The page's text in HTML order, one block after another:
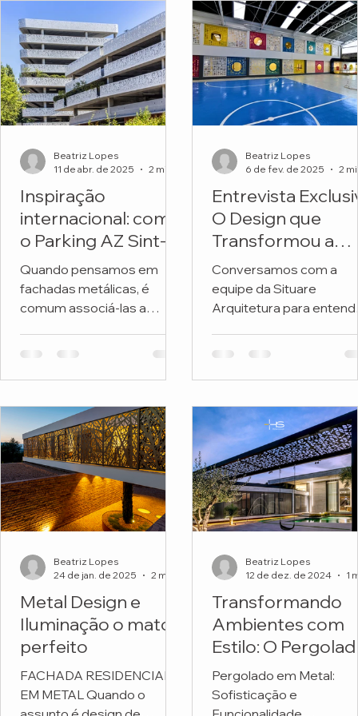
Inspiração
internacional: como
o Parking AZ Sint-
Lucas transforma
metal e natureza
em arquitetura
premiada
Quando pensamos em
fachadas metálicas, é
comum associá-las a
do...
Beatriz Lopes
11 de abr. de 2025
Entrevista
O Design que
Transformou a
Fachada de uma
Escola
Conversamos com a
equipe da Situare
Arquitetura para
Beatriz Lopes
6 de fev. de 2025
Metal Design e
Iluminação o match
perfeito
FACHADA RESIDENCIAL
EM METAL Quando o
Beatriz Lopes
24 de jan. de 2025
Transformando
Ambientes com
Estilo: O
em Metal
Personalizado da
Pergolado em Metal:
Sofisticação e
Beatriz Lopes
12 de dez. de 2024